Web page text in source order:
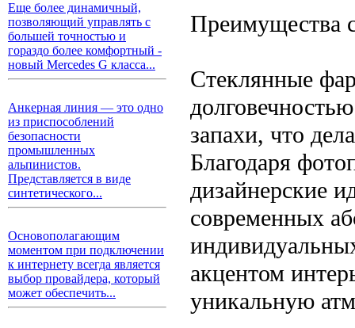
Еще более динамичный,
позволяющий управлять с
большей точностью и
гораздо более комфортный -
новый Mercedes G класса...
Анкерная линия — это одно
из приспособлений
безопасности
промышленных
альпинистов.
Представляется в виде
синтетического...
Основополагающим
моментом при подключении
к интернету всегда является
выбор провайдера, который
может обеспечить...
Преимущества
Стеклянные
запахи, что
Благодаря
дизайнерские
современных
акцентом
уникальную